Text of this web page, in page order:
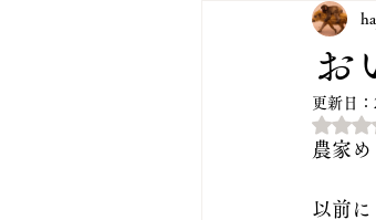
田んぼオ
京野菜と
発酵玄米
お
更新日：
5
農家
以前